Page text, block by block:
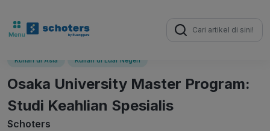
Search
for:
Kuliah di Asia Kuliah di Luar Negeri
Osaka University Master Program:
Studi Keahlian Spesialis
Schoters